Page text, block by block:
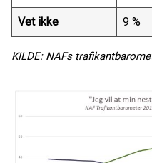
Vet ikke 9 %
KILDE: NAFs